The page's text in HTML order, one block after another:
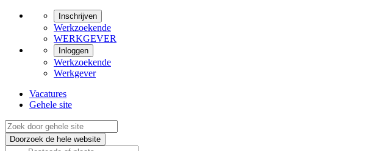
Inschrijven
Werkzoekende
WERKGEVER
Inloggen
Werkzoekende
Werkgever
Vacatures
Gehele site